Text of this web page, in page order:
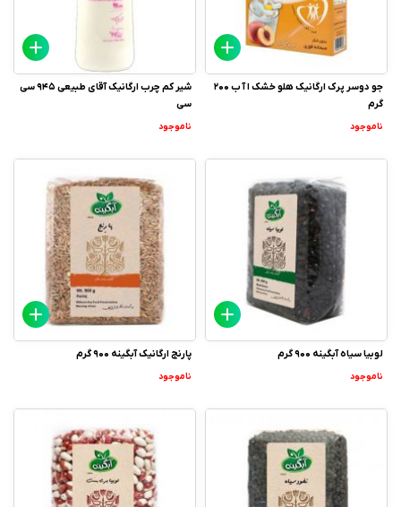
جو دوسر پرک ارگانیک هلو خشک ا آ ب 200
گرم
ناموجود
شیر کم چرب ارگانیک آقای طبیعی 945 سی
سی
ناموجود
لوبیا سیاه آبگینه 900 گرم
ناموجود
پارنج ارگانیک آبگینه 900 گرم
ناموجود